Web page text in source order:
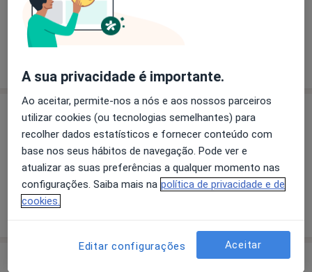
Sociedade Portuguesa de Endocrinologia.
Ensino e formação de internos da especialidade de
Endocrinologia.
Universidade Clássica de Lisboa, H. Sta. Maria
Doença De Addison
Serviços e preços
Primeira consulta Endocrinologia
Detalhes
Como mostramos os preços?
A sua privacidade é importante.
Ao aceitar, permite-nos a nós e aos nossos parceiros
utilizar cookies (ou tecnologias semelhantes) para
recolher dados estatísticos e fornecer conteúdo com
base nos seus hábitos de navegação. Pode ver e
atualizar as suas preferências a qualquer momento nas
configurações. Saiba mais na política de privacidade e de
cookies.
Editar configurações Aceitar